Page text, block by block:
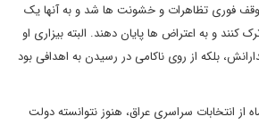
توقف فوری تظاهرات و خشونت ها شد و به آنها یک
و به اعتراض ها پایان دهند. البته بیزاری او
بلکه از روی ناکامی در رسیدن به اهدافی بود
با گذشت بیش از 10 ماه از انتخابات سراسری عراق، هنوز نتوانسته دولت